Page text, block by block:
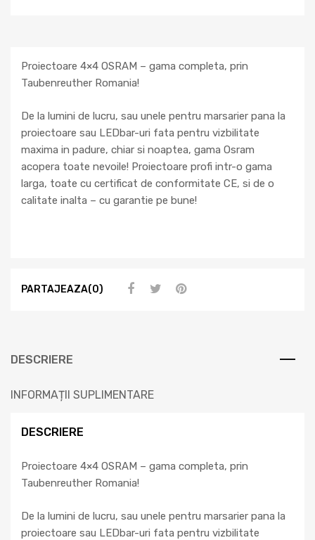
Proiectoare 4×4 OSRAM – gama completa, prin
Taubenreuther Romania!
De la lumini de lucru, sau unele pentru marsarier pana la
proiectoare sau LEDbar-uri fata pentru vizbilitate
maxima in padure, chiar si noaptea, gama Osram
acopera toate nevoile! Proiectoare profi intr-o gama
larga, toate cu certificat de conformitate CE, si de o
calitate inalta – cu garantie pe bune!
PARTAJEAZA(0)
DESCRIERE
INFORMAȚII SUPLIMENTARE
DESCRIERE
Proiectoare 4×4 OSRAM – gama completa, prin
Taubenreuther Romania!
De la lumini de lucru, sau unele pentru marsarier pana la
proiectoare sau LEDbar-uri fata pentru vizbilitate